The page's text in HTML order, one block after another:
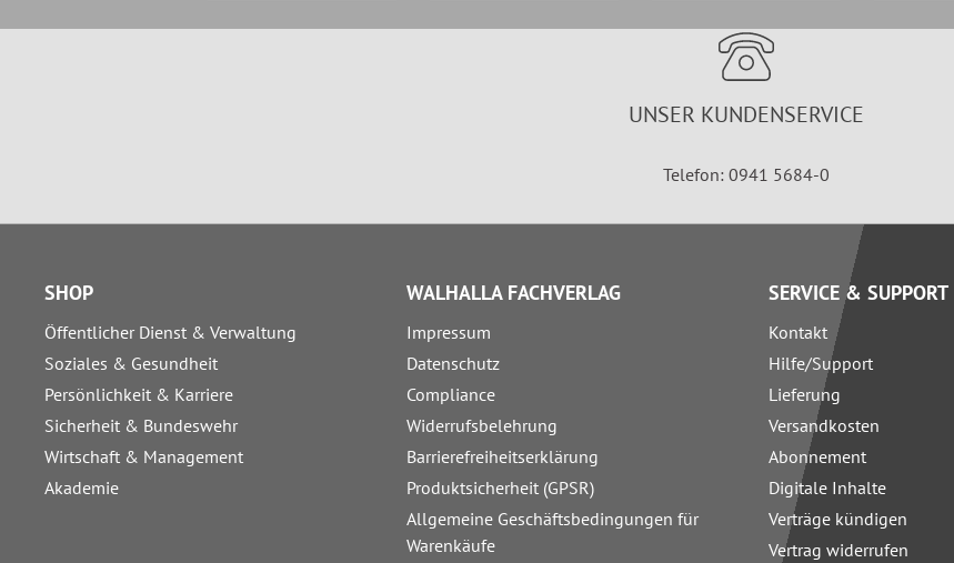
UNSER KUNDENSERVICE
Telefon: 0941 5684-0
SHOP
Öffentlicher Dienst & Verwaltung
Soziales & Gesundheit
Persönlichkeit & Karriere
Sicherheit & Bundeswehr
Wirtschaft & Management
Akademie
WALHALLA FACHVERLAG
Impressum
Datenschutz
Compliance
Widerrufsbelehrung
Barrierefreiheitserklärung
Produktsicherheit (GPSR)
Allgemeine Geschäftsbedingungen für
Warenkäufe
SERVICE & SUPPORT
Kontakt
Hilfe/Support
Lieferung
Versandkosten
Abonnement
Digitale Inhalte
Verträge kündigen
Vertrag widerrufen